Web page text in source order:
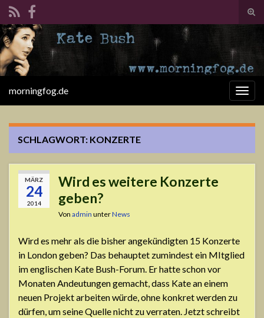
Search for:
morningfog.de
SCHLAGWORT: KONZERTE
MÄRZ
24
2014
Wird es weitere Konzerte
geben?
Von admin unterNews
Wird es mehr als die bisher angekündigten 15 Konzerte
in London geben? Das behauptet zumindest ein MItglied
im englischen Kate Bush-Forum. Er hatte schon vor
Monaten Andeutungen gemacht, dass Kate an einem
neuen Projekt arbeiten würde, ohne konkret werden zu
dürfen, um seine Quelle nicht zu verraten. Jetzt schreibt